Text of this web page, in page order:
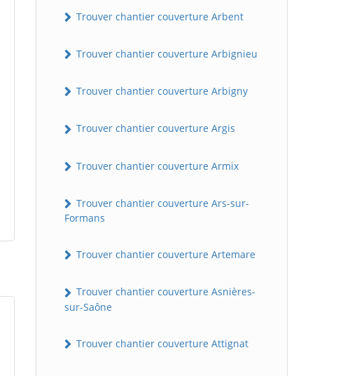
Trouver chantier couverture Arbent
Trouver chantier couverture Arbignieu
Trouver chantier couverture Arbigny
Trouver chantier couverture Argis
Trouver chantier couverture Armix
Trouver chantier couverture Ars-sur-
Formans
Trouver chantier couverture Artemare
Trouver chantier couverture Asnières-
sur-Saône
Trouver chantier couverture Attignat